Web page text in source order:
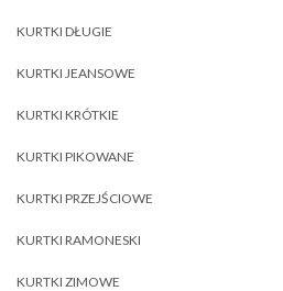
KURTKI DŁUGIE
KURTKI JEANSOWE
KURTKI KRÓTKIE
KURTKI PIKOWANE
KURTKI PRZEJŚCIOWE
KURTKI RAMONESKI
KURTKI ZIMOWE